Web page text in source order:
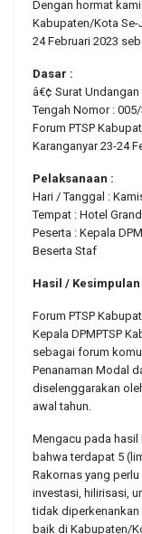
Dengan hormat
Kabupaten/Kota Se-
24 Februari 2023
Dasar :
â€¢ Surat Undangan
Tengah Nomor :
Forum PTSP
Karanganyar 23-24
Pelaksanaan :
Hari / Tanggal :
Tempat : Hotel
Peserta : Kepala
Beserta Staf
Hasil / Kesimpulan
Forum PTSP
Kepala DPMPTSP
sebagai forum
Penanaman Modal
diselenggarakan
awal tahun.
Mengacu pada hasil
bahwa terdapat 5
Rakornas yang
investasi, hilirisasi,
tidak diperkenankan
baik di Kabupaten/